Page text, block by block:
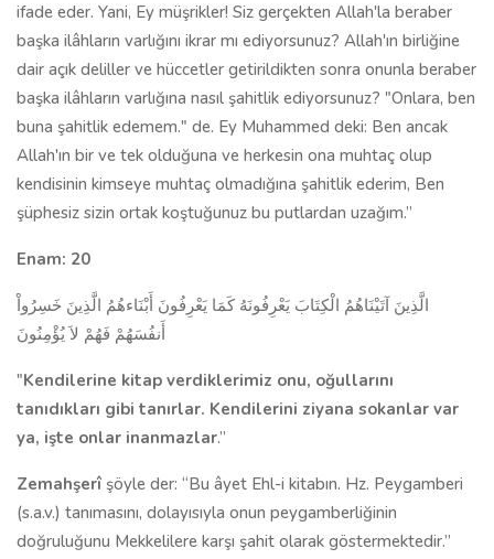
ifade eder. Yani, Ey müşrikler! Siz gerçekten Allah'la beraber
başka ilâhların varlığını ikrar mı ediyorsunuz? Allah'ın birliğine
dair açık deliller ve hüccetler getirildikten sonra onunla beraber
başka ilâhların varlığına nasıl şahitlik ediyorsunuz? "Onlara, ben
buna şahitlik edemem." de. Ey Muhammed deki: Ben ancak
Allah'ın bir ve tek olduğuna ve herkesin ona muhtaç olup
kendisinin kimseye muhtaç olmadığına şahitlik ederim, Ben
şüphesiz sizin ortak koştuğunuz bu putlardan uzağım.”
Enam: 20
الَّذِينَ آتَيْنَاهُمُ الْكِتَابَ يَعْرِفُونَهُ كَمَا يَعْرِفُونَ أَبْنَاءهُمُ الَّذِينَ خَسِرُواْ
أَنفُسَهُمْ فَهُمْ لاَ يُؤْمِنُونَ
"Kendilerine kitap verdiklerimiz onu, oğulla­rını
tanıdıkları gibi tanırlar. Kendilerini ziyana sokan­lar var
ya, işte onlar inanmazlar.”
Zemahşerî şöyle der: “Bu âyet Ehl-i kitabın. Hz. Peygamberi
(s.a.v.) tanımasını, dolayısıyla onun peygamberliğinin
doğruluğunu Mekkelilere karşı şahit olarak göstermektedir.”